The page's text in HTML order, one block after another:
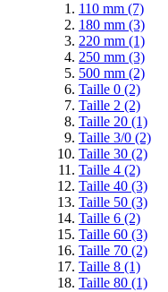
110 mm (7)
180 mm (3)
220 mm (1)
250 mm (3)
500 mm (2)
Taille 0 (2)
Taille 2 (2)
Taille 20 (1)
Taille 3/0 (2)
Taille 30 (2)
Taille 4 (2)
Taille 40 (3)
Taille 50 (3)
Taille 6 (2)
Taille 60 (3)
Taille 70 (2)
Taille 8 (1)
Taille 80 (1)